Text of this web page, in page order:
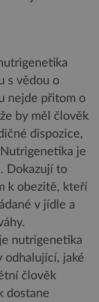
s vědou o
nejde přitom o
by měl člověk
dispozice,
je
Dokazují to
k obezitě, kteří
v jídle a
nutrigenetika
odhalující, jaké
člověk
dostane